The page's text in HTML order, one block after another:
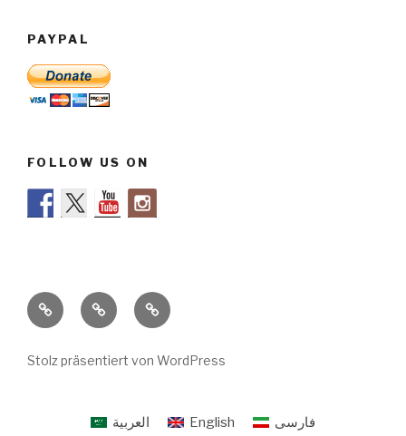
PAYPAL
FOLLOW US ON
Stimmen
zur
Flüchtlingshilfe
ImpressumDatenschutzerklärung
Stolz präsentiert von WordPress
العربية English فارسی